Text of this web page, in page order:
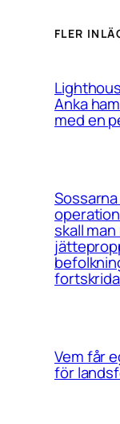
FLER
Anka
med en
operation
skall
Vem får
för